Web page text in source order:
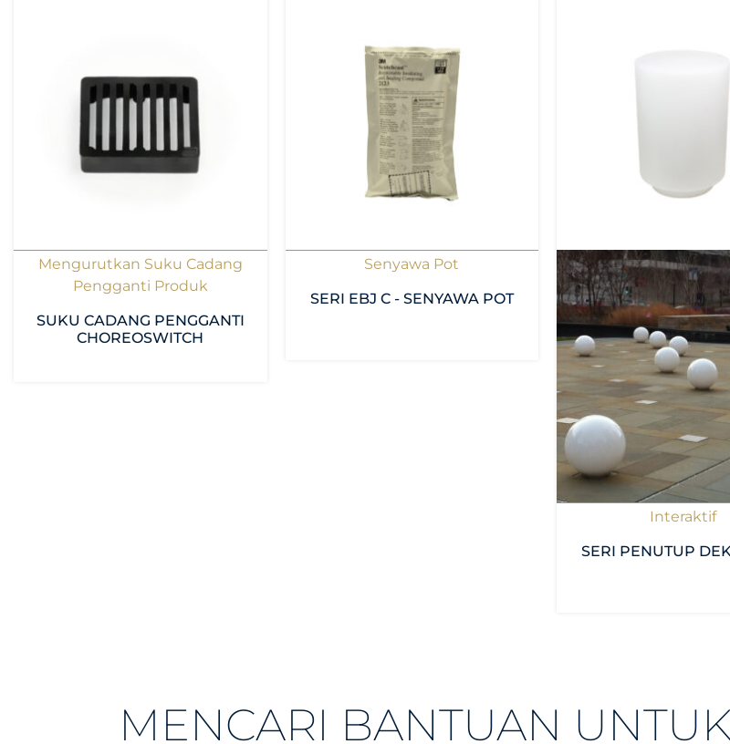
Mengurutkan Suku Cadang
Pengganti Produk
SUKU CADANG PENGGANTI
CHOREOSWITCH
Senyawa Pot
SERI EBJ C - SENYAWA POT
Interaktif
SERI PENUTUP
MENCARI BANTUAN